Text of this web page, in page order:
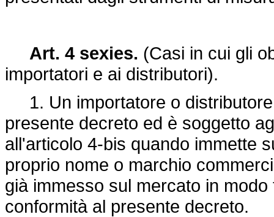
Art. 4 sexies. (Casi in cui gli
importatori e ai distributori).
1. Un importatore o
presente decreto ed è soggetto
all'articolo 4-bis quando immette
proprio nome o marchio
già immesso sul mercato in
conformità al presente decreto.